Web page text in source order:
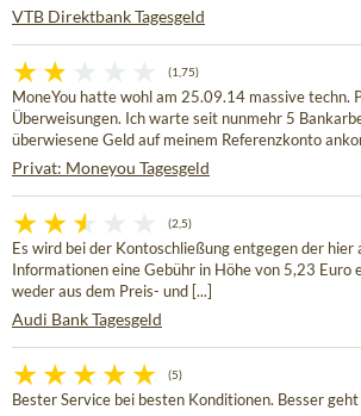
VTB Direktbank Tagesgeld
(1,75)
MoneYou hatte wohl am 25.09.14 massive techn.
Überweisungen. Ich warte seit nunmehr 5
überwiesene Geld auf meinem Referenzkonto
Privat: Moneyou Tagesgeld
(2,5)
Es wird bei der Kontoschließung entgegen der hier
Informationen eine Gebühr in Höhe von 5,23 Euro
weder aus dem Preis- und [...]
Audi Bank Tagesgeld
(5)
Bester Service bei besten Konditionen. Besser